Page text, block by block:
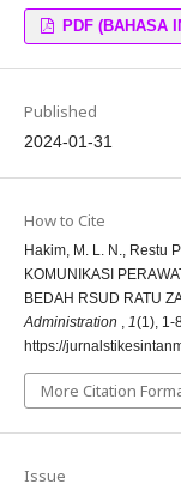
PDF (BAHASA
Published
2024-01-31
How to Cite
Hakim, M. L. N., Restu
KOMUNIKASI
BEDAH RSUD RATU
Administration , 1(1), 1-
https://
More Citation
Issue